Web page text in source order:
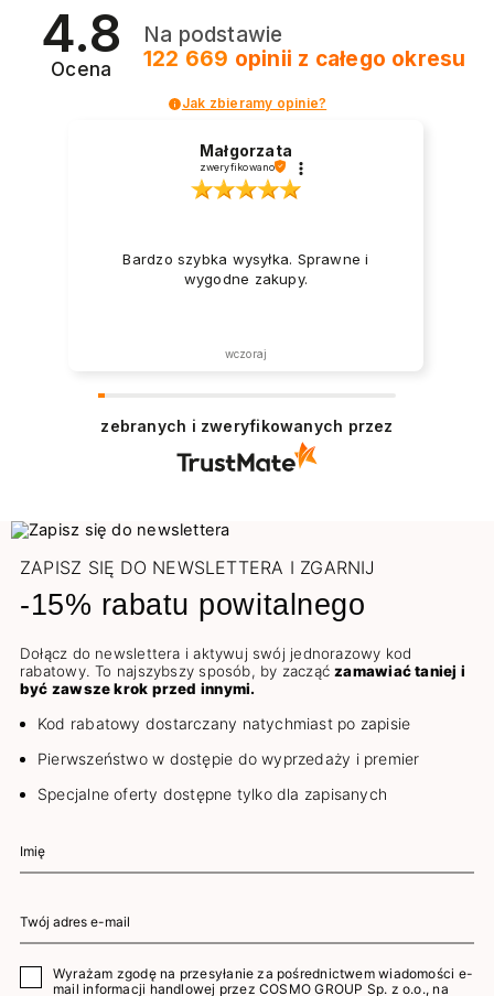
2026? Znajdź inspirację dla swojego manicure!
4.8
Ocena
Na podstawie
122 669 opinii z całego okresu
Jak zbieramy opinie?
Małgorzata
zweryfikowano
Bardzo szybka wysyłka. Sprawne i
wygodne zakupy.
wczoraj
zebranych i zweryfikowanych przez
ZAPISZ SIĘ DO NEWSLETTERA I ZGARNIJ
-15% rabatu powitalnego
Dołącz do newslettera i aktywuj swój jednorazowy kod
rabatowy. To najszybszy sposób, by zacząćzamawiać taniej i
być zawsze krok przed innymi.
Kod rabatowy dostarczany natychmiast po zapisie
Pierwszeństwo w dostępie do wyprzedaży i premier
Specjalne oferty dostępne tylko dla zapisanych
Wyrażam zgodę na przesyłanie za pośrednictwem wiadomości e-
mail informacji handlowej przez COSMO GROUP Sp. z o.o., na